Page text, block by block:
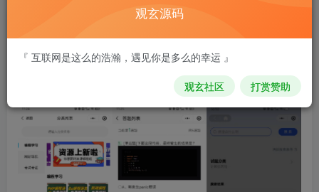
比奇堡消防栓
0 88 5
观玄源码
『 互联网是这么的浩瀚，遇见你是多么的幸运 』
观玄社区 打赏赞助